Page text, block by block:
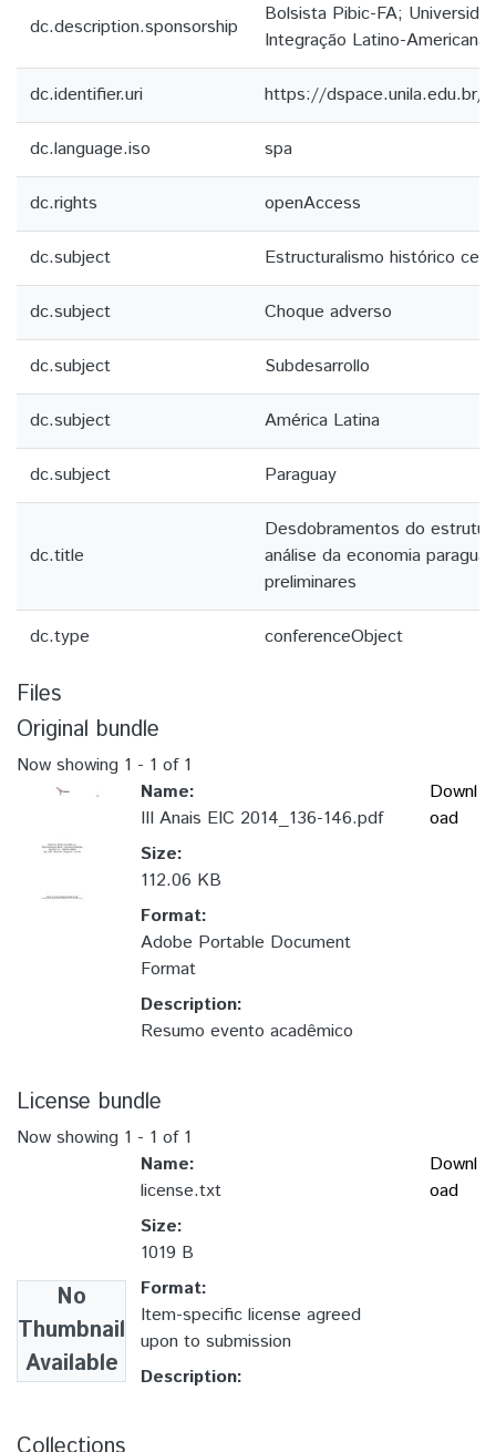
dc.description.sponsorship
Bolsista Pibic-FA;
Integração Latino-Americana
dc.identifier.uri https://dspace.unila.edu.br/
dc.language.iso spa
dc.rights openAccess
dc.subject Estructuralismo histórico
dc.subject Choque adverso
dc.subject Subdesarrollo
dc.subject América Latina
dc.subject Paraguay
dc.title
Desdobramentos do
análise da economia
preliminares
dc.type conferenceObject
Files
Original bundle
Now showing 1 - 1 of 1
Name:
III Anais EIC 2014_136-146.pdf
Size:
112.06 KB
Format:
Adobe Portable Document
Format
Description:
Resumo evento acadêmico
Downl
oad
License bundle
Now showing 1 - 1 of 1
No
Thumbnail
Available
Name:
license.txt
Size:
1019 B
Format:
Item-specific license agreed
upon to submission
Description:
Downl
oad